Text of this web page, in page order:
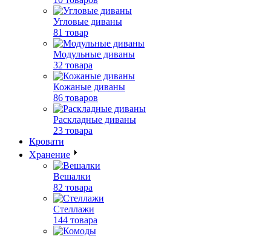
Угловые диваны
81 товар
Модульные диваны
32 товара
Кожаные диваны
86 товаров
Раскладные диваны
23 товара
Кровати
Хранение
Вешалки
82 товара
Стеллажи
144 товара